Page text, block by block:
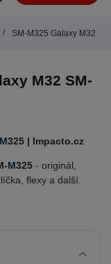
SM-M325 Galaxy M32
M32 SM-
| Impacto.cz
M325 - originál,
flexy a další.